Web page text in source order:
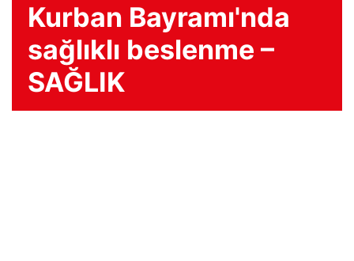
Kurban Bayramı'nda
sağlıklı beslenme –
SAĞLIK